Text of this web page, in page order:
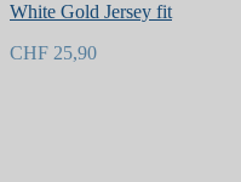
White Gold Jersey fit
CHF 25,90